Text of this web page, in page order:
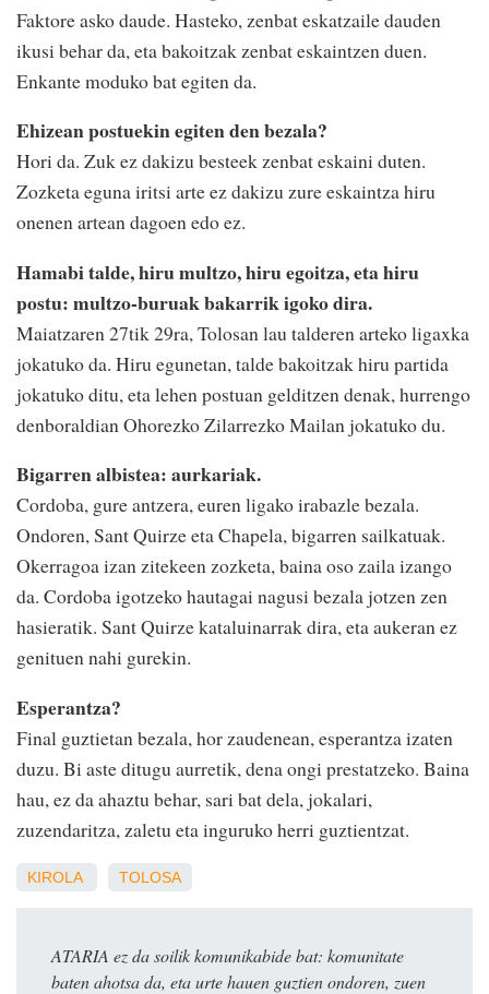
Faktore asko daude. Hasteko, zenbat eskatzaile dauden
ikusi behar da, eta bakoitzak zenbat eskaintzen duen.
Enkante moduko bat egiten da.
Ehizean postuekin egiten den bezala?
Hori da. Zuk ez dakizu besteek zenbat eskaini duten.
Zozketa eguna iritsi arte ez dakizu zure eskaintza hiru
onenen artean dagoen edo ez.
Hamabi talde, hiru multzo, hiru egoitza, eta hiru
postu: multzo-buruak bakarrik igoko dira.
Maiatzaren 27tik 29ra, Tolosan lau talderen arteko ligaxka
jokatuko da. Hiru egunetan, talde bakoitzak hiru partida
jokatuko ditu, eta lehen postuan gelditzen denak, hurrengo
denboraldian Ohorezko Zilarrezko Mailan jokatuko du.
Bigarren albistea: aurkariak.
Cordoba, gure antzera, euren ligako irabazle bezala.
Ondoren, Sant Quirze eta Chapela, bigarren sailkatuak.
Okerragoa izan zitekeen zozketa, baina oso zaila izango
da. Cordoba igotzeko hautagai nagusi bezala jotzen zen
hasieratik. Sant Quirze kataluinarrak dira, eta aukeran ez
genituen nahi gurekin.
Esperantza?
Final guztietan bezala, hor zaudenean, esperantza izaten
duzu. Bi aste ditugu aurretik, dena ongi prestatzeko. Baina
hau, ez da ahaztu behar, sari bat dela, jokalari,
zuzendaritza, zaletu eta inguruko herri guztientzat.
KIROLA TOLOSA
ATARIA ez da soilik komunikabide bat: komunitate
baten ahotsa da, eta urte hauen guztien ondoren, zuen